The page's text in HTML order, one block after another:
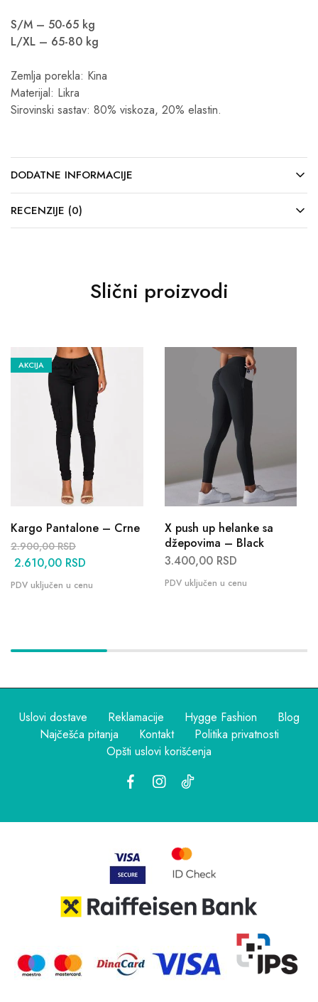
S/M – 50-65 kg
L/XL – 65-80 kg
Zemlja porekla: Kina
Materijal: Likra
Sirovinski sastav: 80% viskoza, 20% elastin.
DODATNE INFORMACIJE
RECENZIJE (0)
Slični proizvodi
AKCIJA
Kargo Pantalone – Crne
2.900,00RSD
2.610,00 RSD
X push up helanke sa
džepovima – Black
3.400,00 RSD
Uslovi dostave Reklamacije Hygge Fashion
Blog
Najčešća pitanja
Kontakt
Politika privatnosti
Opšti uslovi korišćenja